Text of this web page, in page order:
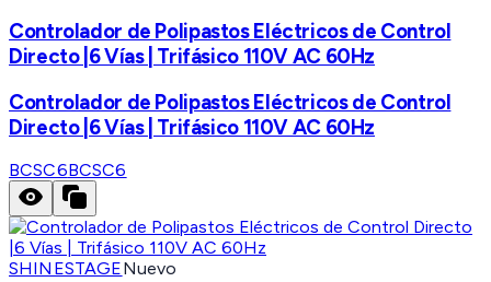
Controlador de Polipastos Eléctricos de Control
Directo |6 Vías | Trifásico 110V AC 60Hz
Controlador de Polipastos Eléctricos de Control
Directo |6 Vías | Trifásico 110V AC 60Hz
BCSC6BCSC6
SHINESTAGENuevo